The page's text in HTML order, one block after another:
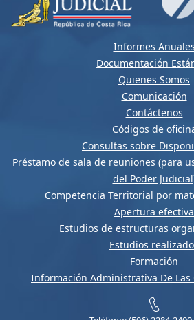
Informes Anuales
Documentación
Quienes Somos
Comunicación
Contáctenos
Códigos de
Consultas sobre
Préstamo de sala de reuniones (para
del Poder
Competencia Territorial por
Apertura efectiva
Estudios de estructuras
Estudios
Formación
Información Administrativa De Las